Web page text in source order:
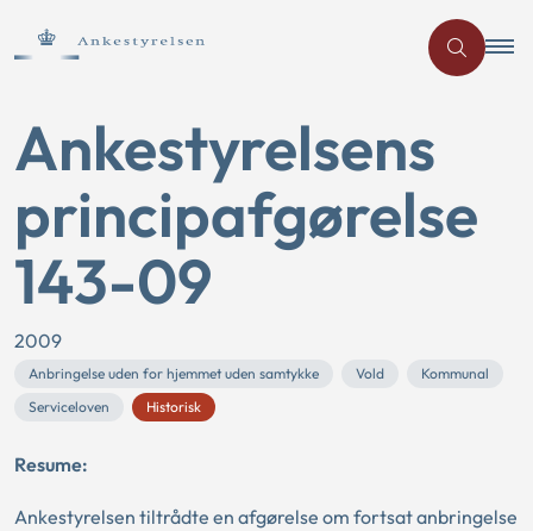
Ankestyrelsens
principafgørelse
143-09
2009
Anbringelse uden for hjemmet uden samtykke Vold
Kommunal
Serviceloven
Historisk
Resume:
Ankestyrelsen tiltrådte en afgørelse om fortsat anbringelse